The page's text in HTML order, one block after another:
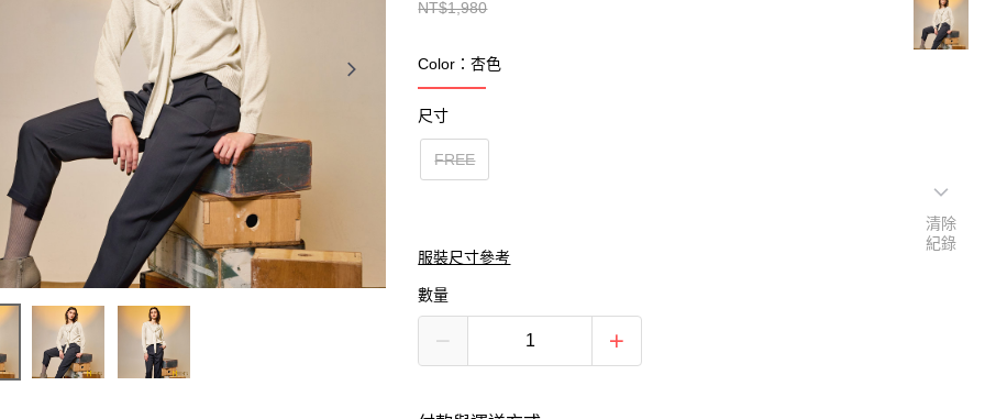
NT$1,980
Color：杏色
尺寸
FREE
服裝尺寸參考
數量
清除
紀錄